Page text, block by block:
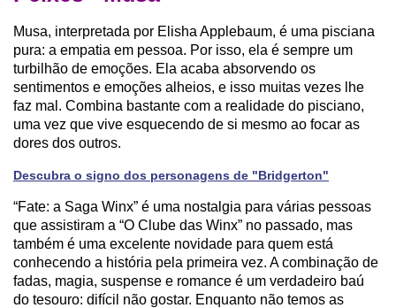
Musa, interpretada por Elisha Applebaum, é uma pisciana
pura: a empatia em pessoa. Por isso, ela é sempre um
turbilhão de emoções. Ela acaba absorvendo os
sentimentos e emoções alheios, e isso muitas vezes lhe
faz mal. Combina bastante com a realidade do pisciano,
uma vez que vive esquecendo de si mesmo ao focar as
dores dos outros.
Descubra o signo dos personagens de "Bridgerton"
“Fate: a Saga Winx” é uma nostalgia para várias pessoas
que assistiram a “O Clube das Winx” no passado, mas
também é uma excelente novidade para quem está
conhecendo a história pela primeira vez. A combinação de
fadas, magia, suspense e romance é um verdadeiro baú
do tesouro: difícil não gostar. Enquanto não temos as